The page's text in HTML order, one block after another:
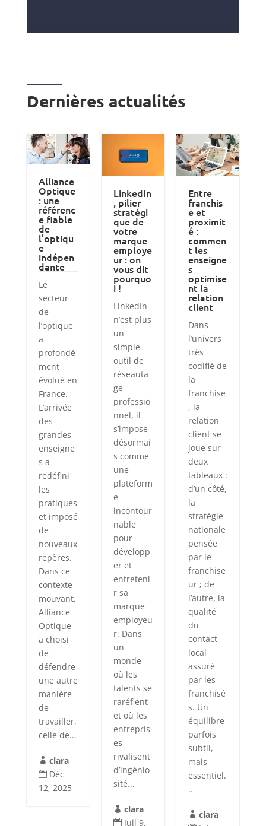
Dernières actualités
Alliance
Optique
: une
référenc
e fiable
de
l’optiqu
e
indépen
dante
Le
secteur
de
l’optique
a
profondé
ment
évolué en
France.
L’arrivée
des
grandes
enseigne
s a
redéfini
les
pratiques
et imposé
de
nouveaux
repères.
Dans ce
contexte
mouvant,
Alliance
Optique
a choisi
de
défendre
une autre
manière
de
travailler,
celle de...
 clara
 Déc
12, 2025
LinkedIn
, pilier
stratégi
que de
votre
marque
employe
ur : on
vous dit
pourquo
i !
LinkedIn
n’est plus
un
simple
outil de
réseauta
ge
professio
nnel, il
s’impose
désormai
s comme
une
plateform
e
incontour
nable
pour
développ
er et
entreteni
r sa
marque
employeu
r. Dans
un
monde
où les
talents se
raréfient
et où les
entrepris
es
rivalisent
d’ingénio
sité...
 clara
 Juil 9,
Entre
franchis
e et
proximit
é :
commen
t les
enseigne
s
optimise
nt la
relation
client
Dans
l’univers
très
codifié de
la
franchise
, la
relation
client se
joue sur
deux
tableaux :
d’un côté,
la
stratégie
nationale
pensée
par le
franchise
ur ; de
l’autre, la
qualité
du
contact
local
assuré
par les
franchisé
s. Un
équilibre
parfois
subtil,
mais
essentiel.
..
 clara